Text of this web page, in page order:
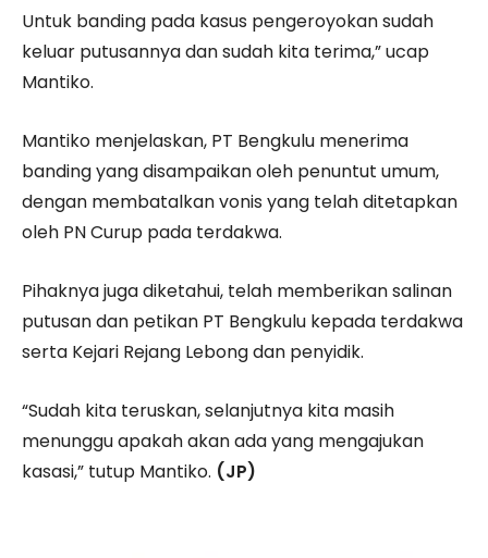
Untuk banding pada kasus pengeroyokan sudah
keluar putusannya dan sudah kita terima,” ucap
Mantiko.
Mantiko menjelaskan, PT Bengkulu menerima
banding yang disampaikan oleh penuntut umum,
dengan membatalkan vonis yang telah ditetapkan
oleh PN Curup pada terdakwa.
Pihaknya juga diketahui, telah memberikan salinan
putusan dan petikan PT Bengkulu kepada terdakwa
serta Kejari Rejang Lebong dan penyidik.
“Sudah kita teruskan, selanjutnya kita masih
menunggu apakah akan ada yang mengajukan
kasasi,” tutup Mantiko. (JP)